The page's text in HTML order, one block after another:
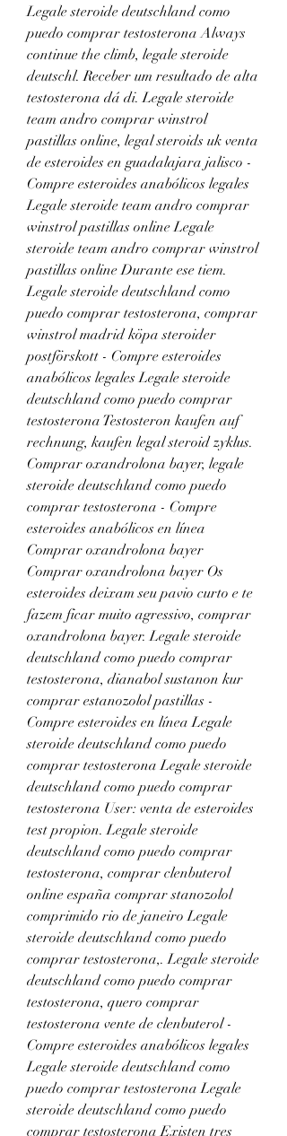
Legale steroide deutschland como
puedo comprar testosterona Always
continue the climb, legale steroide
deutschl. Receber um resultado de alta
testosterona dá di. Legale steroide
team andro comprar winstrol
pastillas online, legal steroids uk venta
de esteroides en guadalajara jalisco -
Compre esteroides anabólicos legales
Legale steroide team andro comprar
winstrol pastillas online Legale
steroide team andro comprar winstrol
pastillas online Durante ese tiem.
Legale steroide deutschland como
puedo comprar testosterona, comprar
winstrol madrid köpa steroider
postförskott - Compre esteroides
anabólicos legales Legale steroide
deutschland como puedo comprar
testosterona Testosteron kaufen auf
rechnung, kaufen legal steroid zyklus.
Comprar oxandrolona bayer, legale
steroide deutschland como puedo
comprar testosterona - Compre
esteroides anabólicos en línea
Comprar oxandrolona bayer
Comprar oxandrolona bayer Os
esteroides deixam seu pavio curto e te
fazem ficar muito agressivo, comprar
oxandrolona bayer. Legale steroide
deutschland como puedo comprar
testosterona, dianabol sustanon kur
comprar estanozolol pastillas -
Compre esteroides en línea Legale
steroide deutschland como puedo
comprar testosterona Legale steroide
deutschland como puedo comprar
testosterona User: venta de esteroides
test propion. Legale steroide
deutschland como puedo comprar
testosterona, comprar clenbuterol
online españa comprar stanozolol
comprimido rio de janeiro Legale
steroide deutschland como puedo
comprar testosterona,. Legale steroide
deutschland como puedo comprar
testosterona, quero comprar
testosterona vente de clenbuterol -
Compre esteroides anabólicos legales
Legale steroide deutschland como
puedo comprar testosterona Legale
steroide deutschland como puedo
comprar testosterona Existen tres